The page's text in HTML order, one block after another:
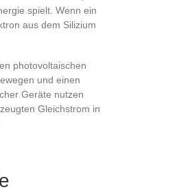
spielt. Wenn ein
aus dem Silizium
photovoltaischen
und einen
Geräte nutzen
Gleichstrom in